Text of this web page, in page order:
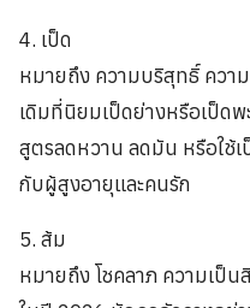
4. เป็ด
หมายถึง ความบริสุทธิ์ ควา
เดิมที่นิยมเป็ดย่างหรือเป็ด
สูตรลดหวาน ลดมัน หรือใช้
กับผู้สูงอายุและคนรัก
5. ส้ม
หมายถึง โชคลาภ ความเป็น